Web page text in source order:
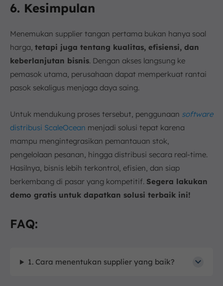
6. Kesimpulan
Menemukan supplier tangan pertama bukan hanya soal
harga, tetapi juga tentang kualitas, efisiensi, dan
keberlanjutan bisnis. Dengan akses langsung ke
pemasok utama, perusahaan dapat memperkuat rantai
pasok sekaligus menjaga daya saing.
Untuk mendukung proses tersebut, penggunaan software
distribusi ScaleOcean menjadi solusi tepat karena
mampu mengintegrasikan pemantauan stok,
pengelolaan pesanan, hingga distribusi secara real-time.
Hasilnya, bisnis lebih terkontrol, efisien, dan siap
berkembang di pasar yang kompetitif. Segera lakukan
demo gratis untuk dapatkan solusi terbaik ini!
FAQ:
1. Cara menentukan supplier yang baik?